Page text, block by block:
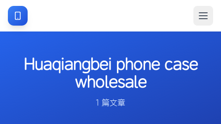
Huaqiangbei phone case
wholesale
1 篇文章